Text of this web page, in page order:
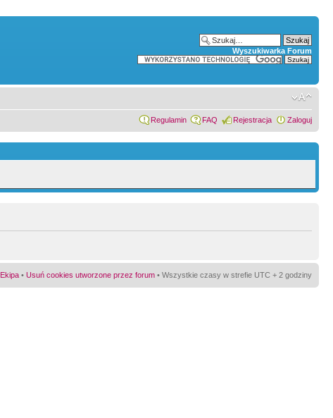
Wyszukiwarka Forum
Regulamin FAQ Rejestracja Zaloguj
Ekipa • Usuń cookies utworzone przez forum • Wszystkie czasy w strefie UTC + 2 godziny